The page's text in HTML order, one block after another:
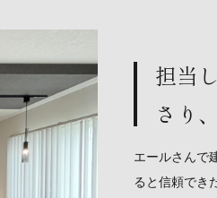
担当
さり
エールさんで
ると信頼でき